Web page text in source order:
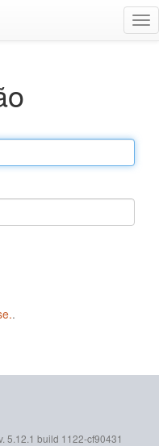
.
5.12.1 build 1122-cf90431